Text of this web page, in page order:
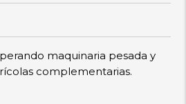
maquinaria pesada y
complementarias.